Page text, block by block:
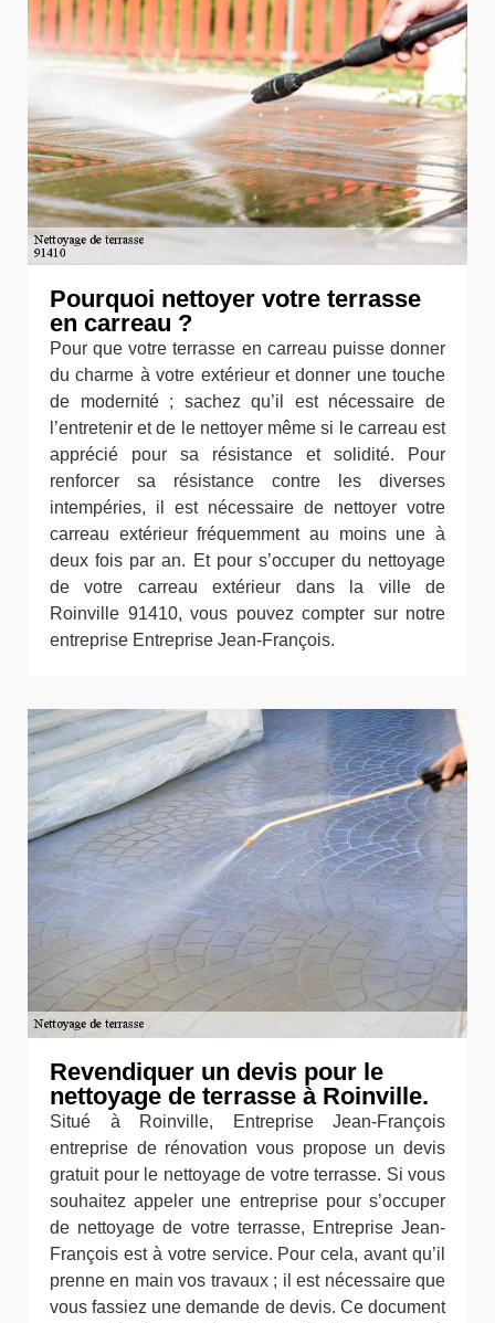
Pourquoi nettoyer votre terrasse
en carreau ?
Pour que votre terrasse en carreau puisse donner
du charme à votre extérieur et donner une touche
de modernité ; sachez qu’il est nécessaire de
l’entretenir et de le nettoyer même si le carreau est
apprécié pour sa résistance et solidité. Pour
renforcer sa résistance contre les diverses
intempéries, il est nécessaire de nettoyer votre
carreau extérieur fréquemment au moins une à
deux fois par an. Et pour s’occuper du nettoyage
de votre carreau extérieur dans la ville de
Roinville 91410, vous pouvez compter sur notre
entreprise Entreprise Jean-François.
Revendiquer un devis pour le
nettoyage de terrasse à Roinville.
Situé à Roinville, Entreprise Jean-François
entreprise de rénovation vous propose un devis
gratuit pour le nettoyage de votre terrasse. Si vous
souhaitez appeler une entreprise pour s’occuper
de nettoyage de votre terrasse, Entreprise Jean-
François est à votre service. Pour cela, avant qu’il
prenne en main vos travaux ; il est nécessaire que
vous fassiez une demande de devis. Ce document